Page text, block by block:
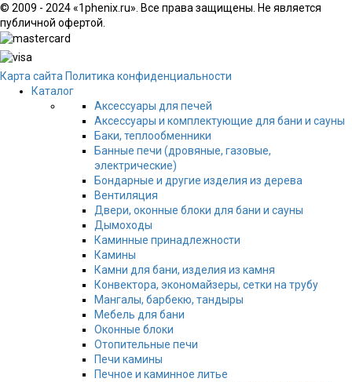
© 2009 - 2024 «1phenix.ru». Все права защищены. Не является
публичной офертой.
Карта сайта Политика конфиденциальности
Каталог
Аксессуары для печей
Аксессуары и комплектующие для бани и сауны
Баки, теплообменники
Банные печи (дровяные, газовые,
электрические)
Бондарные и другие изделия из дерева
Вентиляция
Двери, оконные блоки для бани и сауны
Дымоходы
Каминные принадлежности
Камины
Камни для бани, изделия из камня
Конвектора, экономайзеры, сетки на трубу
Мангалы, барбекю, тандыры
Мебель для бани
Оконные блоки
Отопительные печи
Печи камины
Печное и каминное литье